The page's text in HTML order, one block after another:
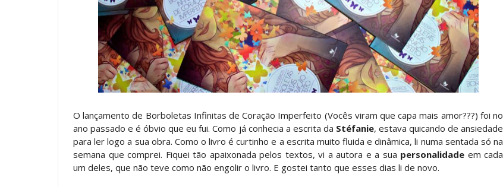
O lançamento de Borboletas Infinitas de Coração Imperfeito (Vocês viram que capa mais amor???) foi no
ano passado e é óbvio que eu fui. Como já conhecia a escrita da Stéfanie, estava quicando de ansiedade
para ler logo a sua obra. Como o livro é curtinho e a escrita muito fluida e dinâmica, li numa sentada só na
semana que comprei. Fiquei tão apaixonada pelos textos, vi a autora e a sua personalidade em cada
um deles, que não teve como não engolir o livro. E gostei tanto que esses dias li de novo.